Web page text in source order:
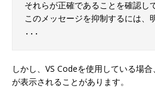
それらが正確であることを確認し
このメッセージを抑制するには、
しかし、VS Codeを使用している場
が表示されることがあります。